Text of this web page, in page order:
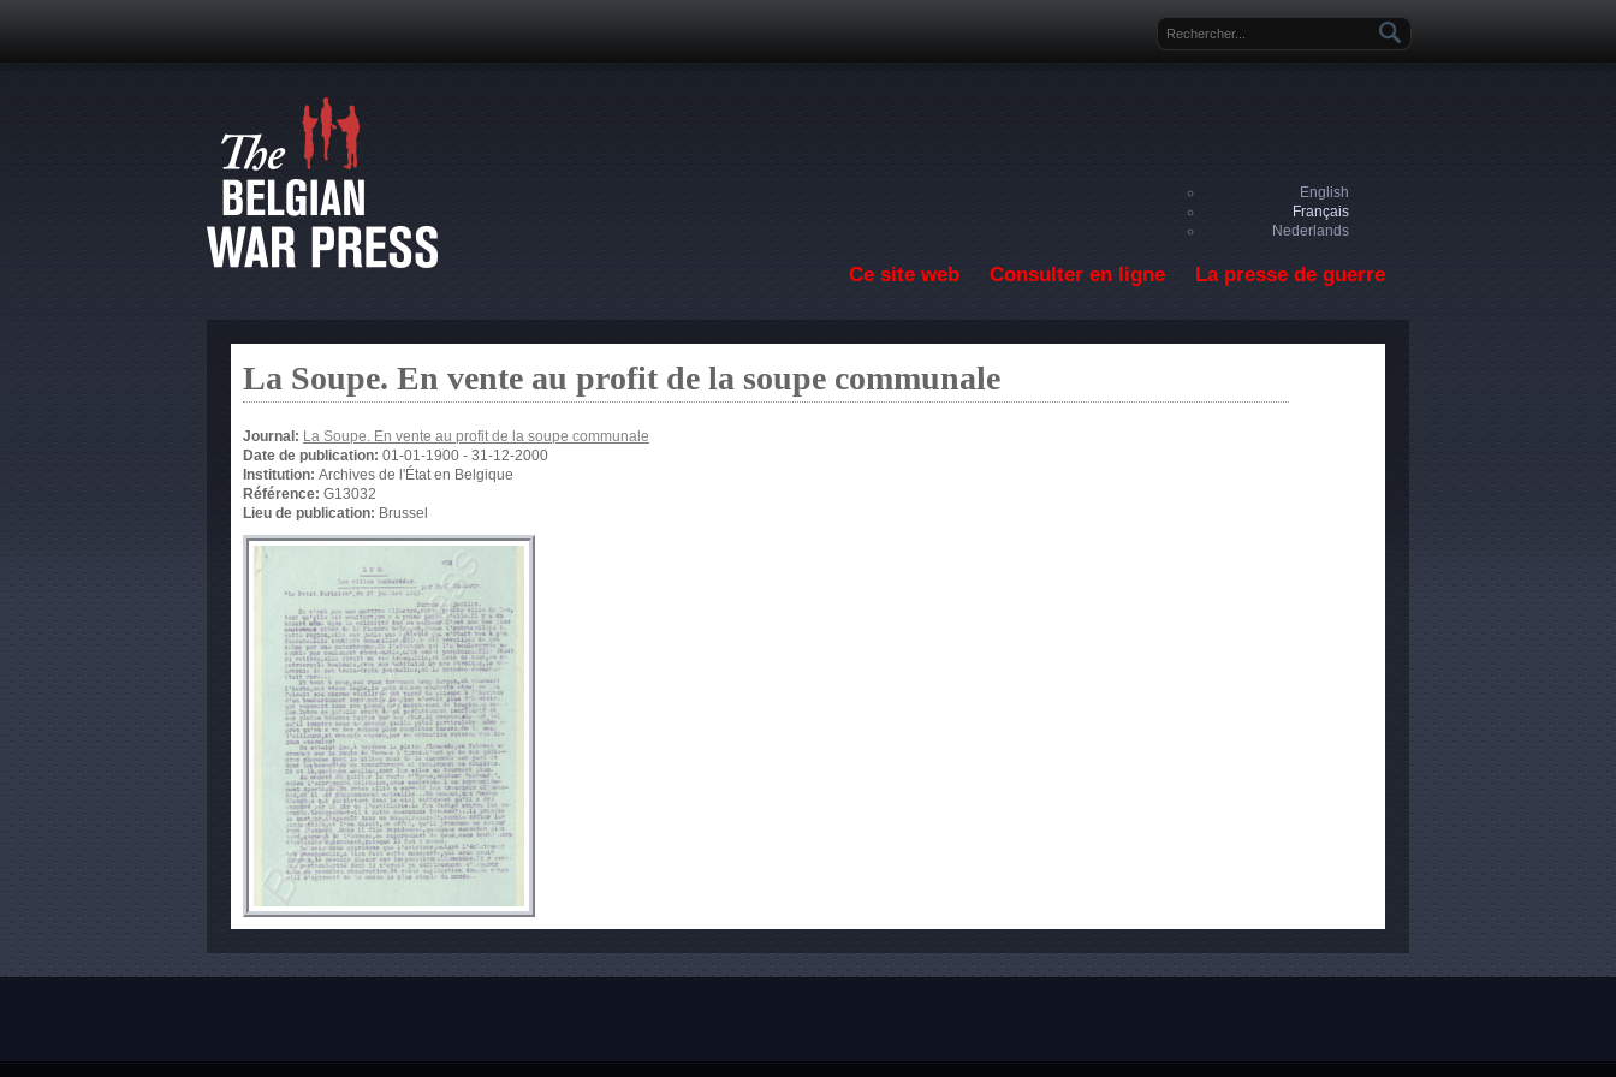
Formulaire de recherche
English
Français
Nederlands
Ce site web Consulter en ligne La presse de guerre
La Soupe. En vente au profit de la soupe communale
Journal: La Soupe. En vente au profit de la soupe communale
Date de publication: 01-01-1900 - 31-12-2000
Institution: Archives de l'État en Belgique
Référence: G13032
Lieu de publication: Brussel